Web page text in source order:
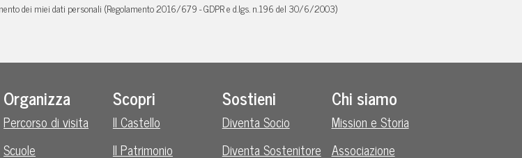
dei miei dati personali (Regolamento 2016/679 - GDPR e d.lgs. n.196 del 30/6/2003)
Organizza
Percorso di visita
Scuole
Scopri
Il Castello
Il Patrimonio
Sostieni
Diventa Socio
Diventa Sostenitore
Chi siamo
Mission e Storia
Associazione